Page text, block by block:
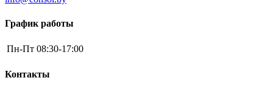
График работы
Пн-Пт 08:30-17:00
Контакты